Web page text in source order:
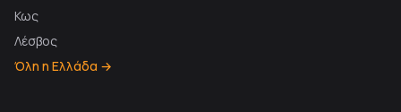
Κως
Λέσβος
Όλη η Ελλάδα →